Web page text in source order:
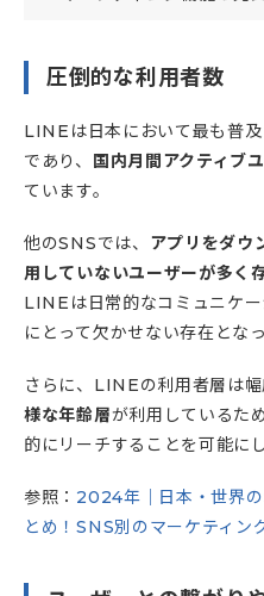
圧倒的な利用者数
LINEは日本において最も普
であり、 国内月間アクティブ
ています。
他のSNSでは、 アプリをダウ
用していないユーザーが多く
LINEは日常的なコミュニケ
にとって欠かせない存在となっ
さらに、LINEの利用者層は幅
様な年齢層が利用しているた
的にリーチすることを可能に
参照： 2024年｜日本・世界
とめ！SNS別のマーケティン